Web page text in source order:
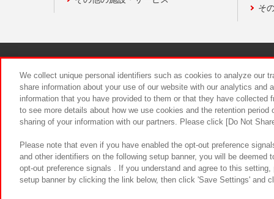
そ
食品のご
We collect unique personal identifiers such as cookies to analyze our
share information about your use of our website with our analytics and
information that you have provided to them or that they have
to see more details about how we use cookies and the retention
sharing of your information with our partners. Please click [Do Not
Please note that even if you have enabled the opt-out preference
and other identifiers on the following setup banner, you will be
opt-out preference signals . If you understand and agree to this
setup banner by clicking the link below, then click 'Save Settings' and